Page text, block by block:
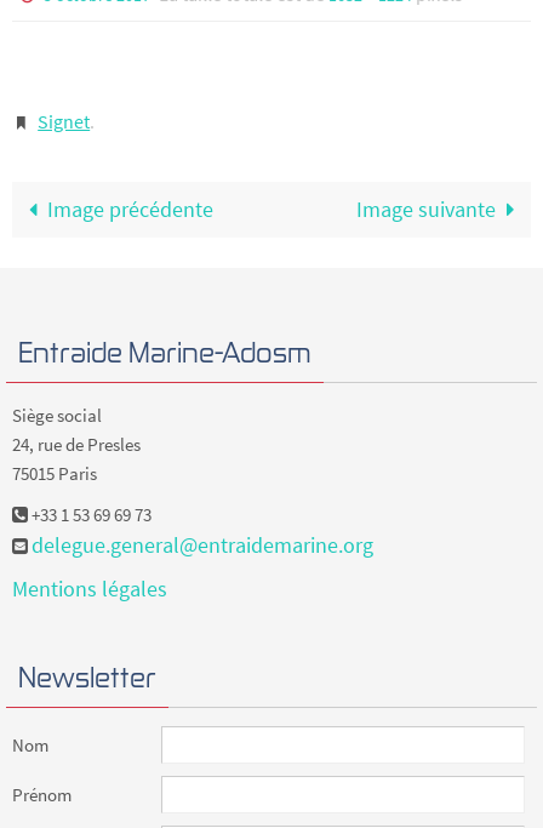
Signet.
Image précédente Image suivante
Entraide Marine-Adosm
Siège social
24, rue de Presles
75015 Paris
+33 1 53 69 69 73
delegue.general@entraidemarine.org
Mentions légales
Newsletter
Nom
Prénom